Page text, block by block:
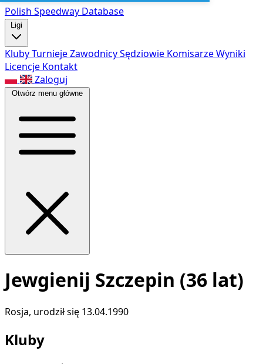
Polish Speedway Database
Ligi
KlubyTurniejeZawodnicySędziowie KomisarzeWyniki
Licencje Kontakt
Zaloguj
Otwórz menu główne
Jewgienij Szczepin (36 lat)
Rosja, urodził się 13.04.1990
Kluby